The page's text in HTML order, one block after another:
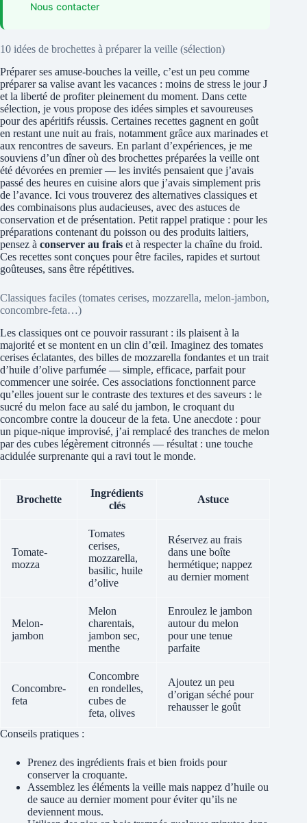
Nous contacter
10 idées de brochettes à préparer la veille (sélection)
Préparer ses amuse-bouches la veille, c’est un peu comme
préparer sa valise avant les vacances : moins de stress le jour J
et la liberté de profiter pleinement du moment. Dans cette
sélection, je vous propose des idées simples et savoureuses
pour des apéritifs réussis. Certaines recettes gagnent en goût
en restant une nuit au frais, notamment grâce aux marinades et
aux rencontres de saveurs. En parlant d’expériences, je me
souviens d’un dîner où des brochettes préparées la veille ont
été dévorées en premier — les invités pensaient que j’avais
passé des heures en cuisine alors que j’avais simplement pris
de l’avance. Ici vous trouverez des alternatives classiques et
des combinaisons plus audacieuses, avec des astuces de
conservation et de présentation. Petit rappel pratique : pour les
préparations contenant du poisson ou des produits laitiers,
pensez à conserver au frais et à respecter la chaîne du froid.
Ces recettes sont conçues pour être faciles, rapides et surtout
goûteuses, sans être répétitives.
Classiques faciles (tomates cerises, mozzarella, melon-jambon,
concombre-feta…)
Les classiques ont ce pouvoir rassurant : ils plaisent à la
majorité et se montent en un clin d’œil. Imaginez des tomates
cerises éclatantes, des billes de mozzarella fondantes et un trait
d’huile d’olive parfumée — simple, efficace, parfait pour
commencer une soirée. Ces associations fonctionnent parce
qu’elles jouent sur le contraste des textures et des saveurs : le
sucré du melon face au salé du jambon, le croquant du
concombre contre la douceur de la feta. Une anecdote : pour
un pique-nique improvisé, j’ai remplacé des tranches de melon
par des cubes légèrement citronnés — résultat : une touche
acidulée surprenante qui a ravi tout le monde.
Brochette
Ingrédients
clés
Astuce
Tomate-
mozza
Tomates
cerises,
mozzarella,
basilic, huile
d’olive
Réservez au frais
dans une boîte
hermétique; nappez
au dernier moment
Melon-
jambon
Melon
charentais,
jambon sec,
menthe
Enroulez le jambon
autour du melon
pour une tenue
parfaite
Concombre-
feta
Concombre
en rondelles,
cubes de
feta, olives
Ajoutez un peu
d’origan séché pour
rehausser le goût
Conseils pratiques :
Prenez des ingrédients frais et bien froids pour
conserver la croquante.
Assemblez les éléments la veille mais nappez d’huile ou
de sauce au dernier moment pour éviter qu’ils ne
deviennent mous.